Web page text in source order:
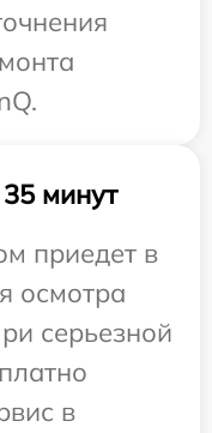
минут
приедет в
осмотра
серьезной
в